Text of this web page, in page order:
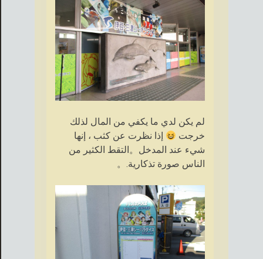
لم يكن لدي ما يكفي من المال لذلك
خرجت
إذا نظرت عن كثب ، إنها
شيء عند المدخل。التقط الكثير من
الناس صورة تذكارية.。